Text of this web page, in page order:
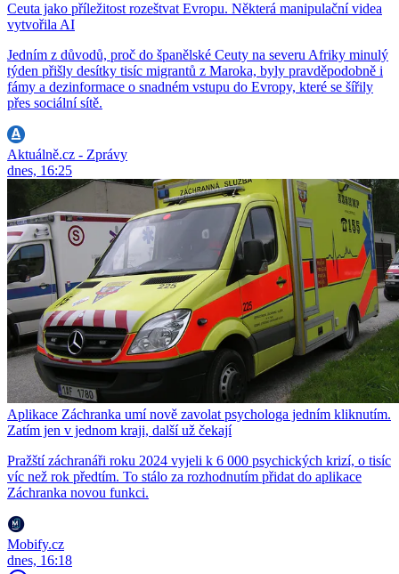
Ceuta jako příležitost rozeštvat Evropu. Některá manipulační videa
vytvořila AI
Jedním z důvodů, proč do španělské Ceuty na severu Afriky minulý
týden přišly desítky tisíc migrantů z Maroka, byly pravděpodobně i
fámy a dezinformace o snadném vstupu do Evropy, které se šířily
přes sociální sítě.
Aktuálně.cz - Zprávy
dnes, 16:25
Aplikace Záchranka umí nově zavolat psychologa jedním kliknutím.
Zatím jen v jednom kraji, další už čekají
Pražští záchranáři roku 2024 vyjeli k 6 000 psychických krizí, o tisíc
víc než rok předtím. To stálo za rozhodnutím přidat do aplikace
Záchranka novou funkci.
Mobify.cz
dnes, 16:18